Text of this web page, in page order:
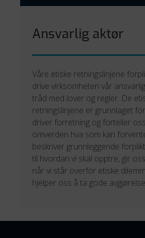
Ansvarlig aktør
Våre etiske retningslinjene
drive virksomheten vår
tråd med lover og regler. De
retningslinjene er grunnlaget
driver forretning og forteller
omverden hva som kan
beskriver grunnleggende
til hvordan vi skal opptre, gir
når vi står overfor etiske
hjelper oss å ta gode